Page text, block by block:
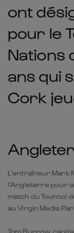
ont
pour le
Nations
ans qui
Cork
L’entraîneur Mark
l’Angleterre pour
match du Tournoi
au Virgin Media